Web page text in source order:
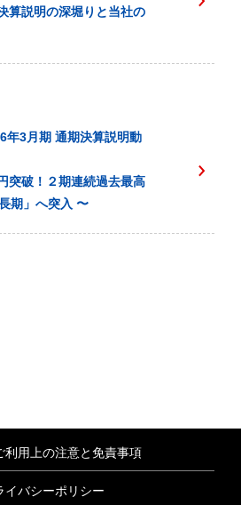
算説明の深堀りと当社の
年3月期 通期決算説明動
突破！２期連続過去最高
期」へ突入 〜
利用上の注意と免責事項
イバシーポリシー